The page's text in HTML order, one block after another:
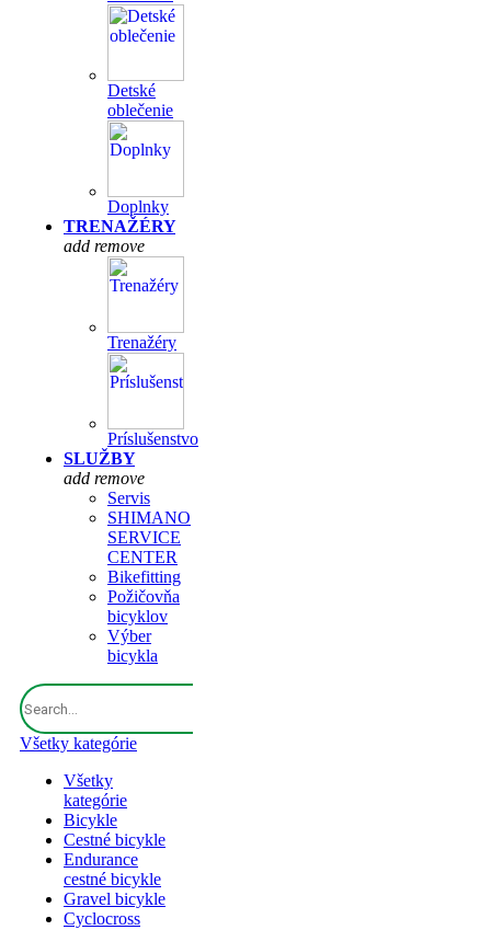
Detské
oblečenie
Doplnky
TRENAŽÉRY
add remove
Trenažéry
Príslušenstvo
SLUŽBY
add remove
Servis
SHIMANO
SERVICE
CENTER
Bikefitting
Požičovňa
bicyklov
Výber
bicykla
Všetky kategórie
Všetky
kategórie
Bicykle
Cestné bicykle
Endurance
cestné bicykle
Gravel bicykle
Cyclocross